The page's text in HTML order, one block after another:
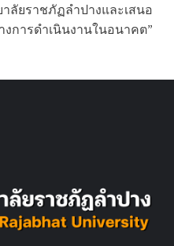
ยราชภัฏลำปางและเสนอ
งการดำเนินงานในอนาคต”